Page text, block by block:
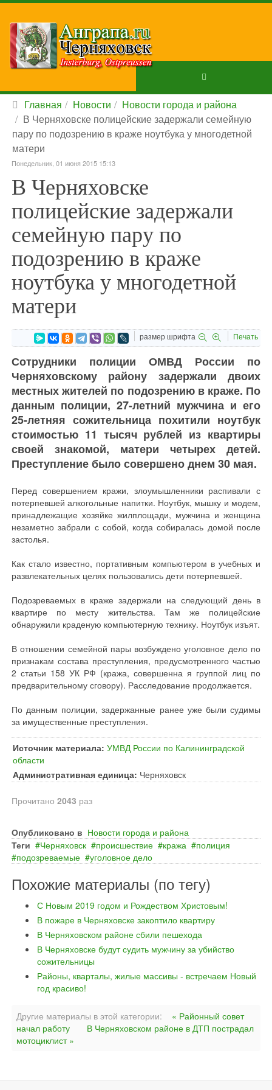
Главная Новости
Новости города и района
В Черняховске полицейские задержали семейную
пару по подозрению в краже ноутбука у многодетной
матери
Понедельник, 01 июня 2015 15:13
В Черняховске
полицейские задержали
семейную пару по
подозрению в краже
ноутбука у многодетной
матери
размер шрифта Печать
Сотрудники полиции ОМВД России по
Черняховскому району задержали двоих
местных жителей по подозрению в краже. По
данным полиции, 27-летний мужчина и его
25-летняя сожительница похитили ноутбук
стоимостью 11 тысяч рублей из квартиры
своей знакомой, матери четырех детей.
Преступление было совершено днем 30 мая.
Перед совершением кражи, злоумышленники распивали с
потерпевшей алкогольные напитки. Ноутбук, мышку и модем,
принадлежащие хозяйке жилплощади, мужчина и женщина
незаметно забрали с собой, когда собиралась домой после
застолья.
Как стало известно, портативным компьютером в учебных и
развлекательных целях пользовались дети потерпевшей.
Подозреваемых в краже задержали на следующий день в
квартире по месту жительства. Там же полицейские
обнаружили краденую компьютерную технику. Ноутбук изъят.
В отношении семейной пары возбуждено уголовное дело по
признакам состава преступления, предусмотренного частью
2 статьи 158 УК РФ (кража, совершенна я группой лиц по
предварительному сговору). Расследование продолжается.
По данным полиции, задержанные ранее уже были судимы
за имущественные преступления.
Источник материала: УМВД России по Калининградской
области
Административная единица: Черняховск
Прочитано 2043 раз
Опубликовано в Новости города и района
Теги
Черняховск происшествие кража
полиция
подозреваемые
уголовное дело
Похожие материалы (по тегу)
С Новым 2019 годом и Рождеством Христовым!
В пожаре в Черняховске закоптило квартиру
В Черняховском районе сбили пешехода
В Черняховске будут судить мужчину за убийство
сожительницы
Районы, кварталы, жилые массивы - встречаем Новый
год красиво!
Другие материалы в этой категории:
« Районный совет
начал работу
В Черняховском районе в ДТП пострадал
мотоциклист »